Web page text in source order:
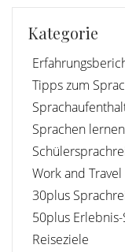
Kategorie
Tipps zum
Sprachen
Work and Travel
30plus
50plus
Reiseziele